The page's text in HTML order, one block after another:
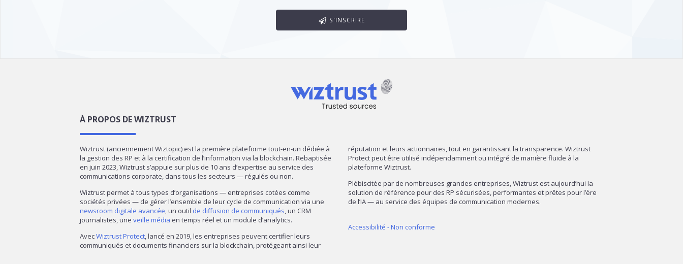
S'INSCRIRE
À PROPOS DE WIZTRUST
Wiztrust (anciennement Wiztopic) est la première plateforme tout-en-un dédiée à
la gestion des RP et à la certification de l’information via la blockchain. Rebaptisée
en juin 2023, Wiztrust s’appuie sur plus de 10 ans d’expertise au service des
communications corporate, dans tous les secteurs — régulés ou non.
Wiztrust permet à tous types d’organisations — entreprises cotées comme
sociétés privées — de gérer l’ensemble de leur cycle de communication via une
newsroom digitale avancée, un outil de diffusion de communiqués, un CRM
journalistes, une veille média en temps réel et un module d’analytics.
AvecWiztrust Protect, lancé en 2019, les entreprises peuvent certifier leurs
communiqués et documents financiers sur la blockchain, protégeant ainsi leur
réputation et leurs actionnaires, tout en garantissant la transparence. Wiztrust
Protect peut être utilisé indépendamment ou intégré de manière fluide à la
plateforme Wiztrust.
Plébiscitée par de nombreuses grandes entreprises, Wiztrust est aujourd’hui la
solution de référence pour des RP sécurisées, performantes et prêtes pour l’ère
de l’IA — au service des équipes de communication modernes.
Accessibilité - Non conforme